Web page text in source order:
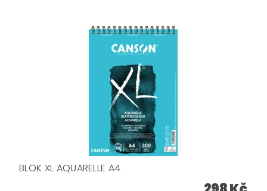
BLOK XL AQUARELLE A4